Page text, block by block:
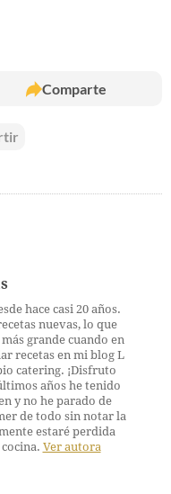
Comparte
hace casi 20 años.
nuevas, lo que
grande cuando en
recetas en mi blog L
catering. ¡Disfruto
años he tenido
y no he parado de
de todo sin notar la
estaré perdida
Ver autora